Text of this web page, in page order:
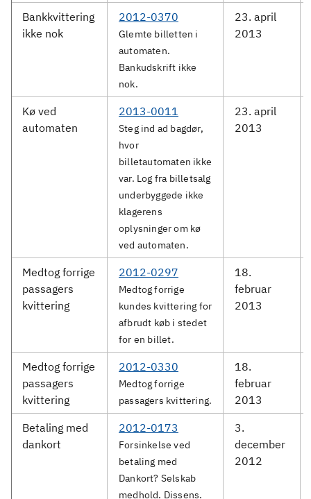
Bankkvittering
ikke nok
2012-0370
Glemte billetten i
automaten.
Bankudskrift ikke
nok.
23. april
2013
Kø ved
automaten
2013-0011
Steg ind ad bagdør,
hvor
billetautomaten ikke
var. Log fra billetsalg
underbyggede ikke
klagerens
oplysninger om kø
ved automaten.
23. april
2013
Medtog forrige
passagers
kvittering
2012-0297
Medtog forrige
kundes kvittering for
afbrudt køb i stedet
for en billet.
18.
februar
2013
Medtog forrige
passagers
kvittering
2012-0330
Medtog forrige
passagers kvittering.
18.
februar
2013
Betaling med
dankort
2012-0173
Forsinkelse ved
betaling med
Dankort? Selskab
medhold. Dissens.
3.
december
2012